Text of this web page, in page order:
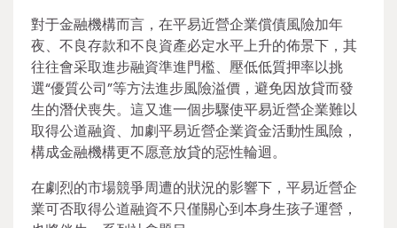
對于金融機構而言，在平易近營企業償債風險加年
夜、不良存款和不良資產必定水平上升的佈景下，其
往往會采取進步融資準進門檻、壓低低質押率以挑
選“優質公司”等方法進步風險溢價，避免因放貸而發
生的潛伏喪失。這又進一個步驟使平易近營企業難以
取得公道融資、加劇平易近營企業資金活動性風險，
構成金融機構更不愿意放貸的惡性輪迴。
在劇烈的市場競爭周遭的狀況的影響下，平易近營企
業可否取得公道融資不只僅關心到本身生孩子運營，